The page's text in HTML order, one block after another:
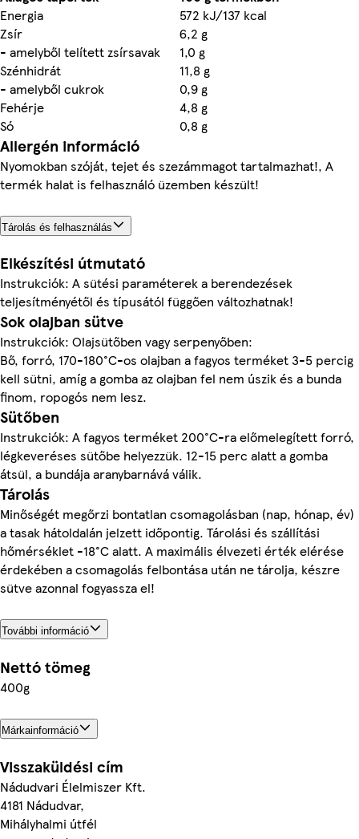
Energia
572 kJ/137 kcal
Zsír
6,2 g
- amelyből telített zsírsavak
1,0 g
Szénhidrát
11,8 g
- amelyből cukrok
0,9 g
Fehérje
4,8 g
Só
0,8 g
Allergén információ
Nyomokban szóját, tejet és szezámmagot tartalmazhat!, A
termék halat is felhasználó üzemben készült!
Tárolás és felhasználás
Elkészítési útmutató
Instrukciók: A sütési paraméterek a berendezések
teljesítményétől és típusától függően változhatnak!
Sok olajban sütve
Instrukciók: Olajsütőben vagy serpenyőben:
Bő, forró, 170-180°C-os olajban a fagyos terméket 3-5 percig
kell sütni, amíg a gomba az olajban fel nem úszik és a bunda
finom, ropogós nem lesz.
Sütőben
Instrukciók: A fagyos terméket 200°C-ra előmelegített forró,
légkeveréses sütőbe helyezzük. 12-15 perc alatt a gomba
átsül, a bundája aranybarnává válik.
Tárolás
Minőségét megőrzi bontatlan csomagolásban (nap, hónap, év)
a tasak hátoldalán jelzett időpontig. Tárolási és szállítási
hőmérséklet -18°C alatt. A maximális élvezeti érték elérése
érdekében a csomagolás felbontása után ne tárolja, készre
sütve azonnal fogyassza el!
További információ
Nettó tömeg
400g
Márkainformáció
Visszaküldési cím
Nádudvari Élelmiszer Kft.
4181 Nádudvar,
Mihályhalmi útfél